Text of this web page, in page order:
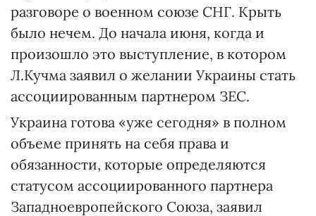
разговоре о военном союзе СНГ. Крыть
было нечем. До начала июня, когда и
произошло это выступление, в котором
Л.Кучма заявил о желании Украины стать
ассоциированным партнером ЗЕС.
Украина готова «уже сегодня» в полном
объеме принять на себя права и
обязанности, которые определяются
статусом ассоциированного партнера
Западноевропейского Союза, заявил